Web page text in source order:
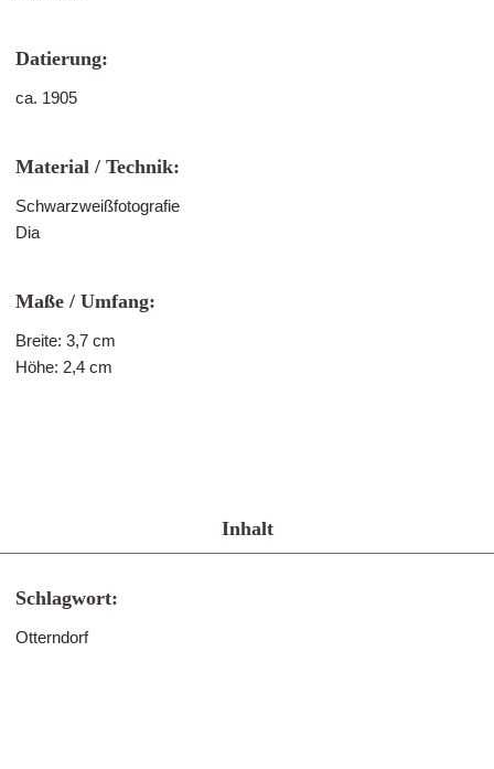
Datierung:
ca. 1905
Material / Technik:
Schwarzweißfotografie
Dia
Maße / Umfang:
Breite: 3,7 cm
Höhe: 2,4 cm
Inhalt
Schlagwort:
Otterndorf